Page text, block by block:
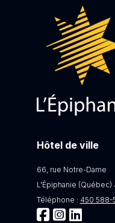
Hôtel de ville
66, rue Notre-Dame
L'Épiphanie (Québec)
Téléphone : 450 588-